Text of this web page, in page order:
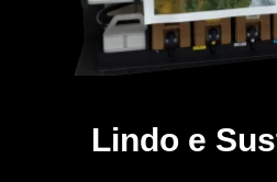
Lindo e